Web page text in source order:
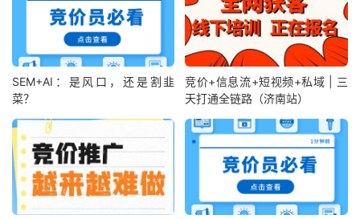
SEM+AI：是风口，还是割韭
菜？
竞价+信息流+短视频+私域 | 三
天打通全链路（济南站）